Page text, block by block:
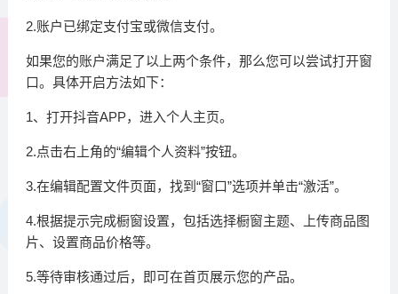
2.账户已绑定支付宝或微信支付。
如果您的账户满足了以上两个条件，那么您可以尝试打开窗
口。具体开启方法如下：
1、打开抖音APP，进入个人主页。
2.点击右上角的“编辑个人资料”按钮。
3.在编辑配置文件页面，找到“窗口”选项并单击“激活”。
4.根据提示完成橱窗设置，包括选择橱窗主题、上传商品图
片、设置商品价格等。
5.等待审核通过后，即可在首页展示您的产品。